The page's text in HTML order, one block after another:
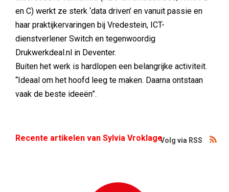
en C) werkt ze sterk ‘data driven’ en vanuit passie en
haar praktijkervaringen bij Vredestein, ICT-
dienstverlener Switch en tegenwoordig
Drukwerkdeal.nl in Deventer.
Buiten het werk is hardlopen een belangrijke activiteit.
“Ideaal om het hoofd leeg te maken. Daarna ontstaan
vaak de beste ideeën”.
Recente artikelen van Sylvia VroklageVolg via RSS